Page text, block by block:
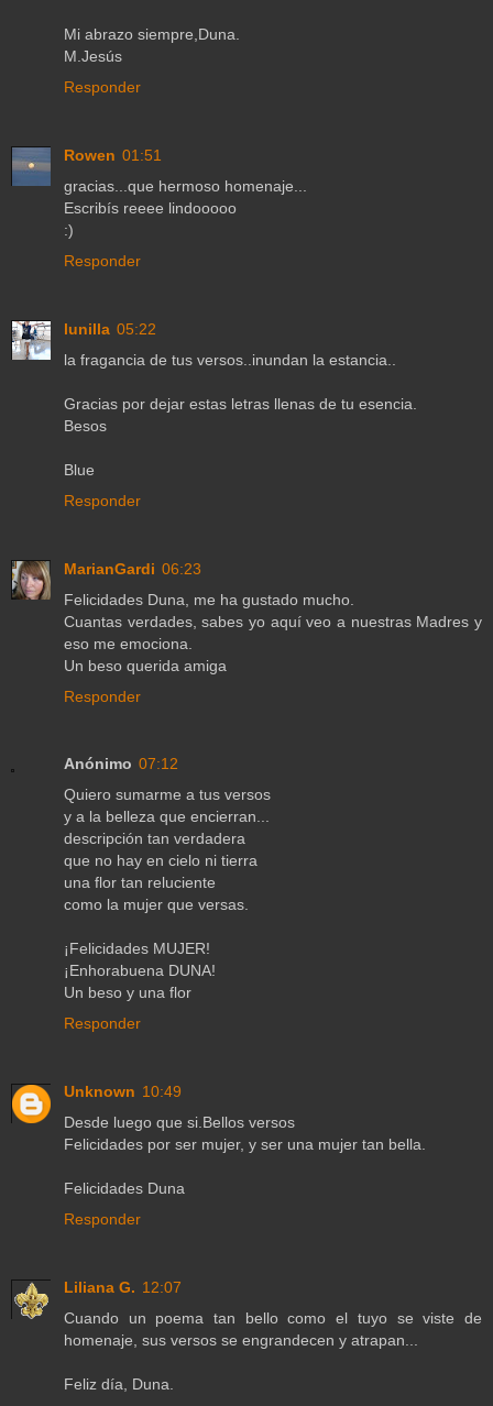
Mi abrazo siempre,Duna.
M.Jesús
Responder
Rowen 01:51
gracias...que hermoso homenaje...
Escribís reeee lindooooo
:)
Responder
lunilla 05:22
la fragancia de tus versos..inundan la estancia..
Gracias por dejar estas letras llenas de tu esencia.
Besos
Blue
Responder
MarianGardi 06:23
Felicidades Duna, me ha gustado mucho.
Cuantas verdades, sabes yo aquí veo a nuestras Madres y
eso me emociona.
Un beso querida amiga
Responder
Anónimo 07:12
Quiero sumarme a tus versos
y a la belleza que encierran...
descripción tan verdadera
que no hay en cielo ni tierra
una flor tan reluciente
como la mujer que versas.
¡Felicidades MUJER!
¡Enhorabuena DUNA!
Un beso y una flor
Responder
Unknown 10:49
Desde luego que si.Bellos versos
Felicidades por ser mujer, y ser una mujer tan bella.
Felicidades Duna
Responder
Liliana G. 12:07
Cuando un poema tan bello como el tuyo se viste de
homenaje, sus versos se engrandecen y atrapan...
Feliz día, Duna.